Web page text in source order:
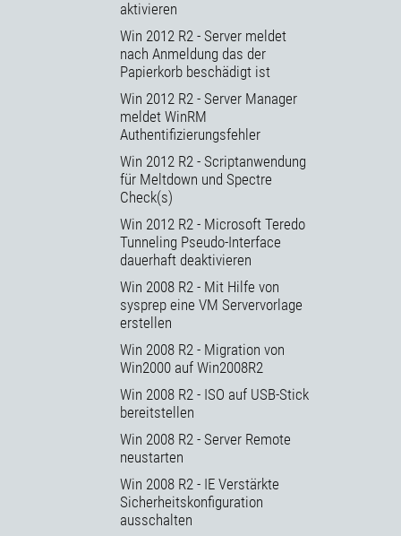
aktivieren
Win 2012 R2 - Server meldet
nach Anmeldung das der
Papierkorb beschädigt ist
Win 2012 R2 - Server Manager
meldet WinRM
Authentifizierungsfehler
Win 2012 R2 - Scriptanwendung
für Meltdown und Spectre
Check(s)
Win 2012 R2 - Microsoft Teredo
Tunneling Pseudo-Interface
dauerhaft deaktivieren
Win 2008 R2 - Mit Hilfe von
sysprep eine VM Servervorlage
erstellen
Win 2008 R2 - Migration von
Win2000 auf Win2008R2
Win 2008 R2 - ISO auf USB-Stick
bereitstellen
Win 2008 R2 - Server Remote
neustarten
Win 2008 R2 - IE Verstärkte
Sicherheitskonfiguration
ausschalten